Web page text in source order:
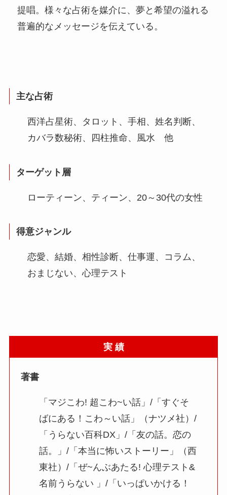
提唱。様々な占術を媒介に、夢と希望の溢れる
普遍的なメッセージを伝えている。
主な占術
西洋占星術、タロット、手相、姓名判断、
カバラ数秘術、四柱推命、風水 他
ターゲット層
ローティーン、ティーン、20～30代の女性
得意ジャンル
恋愛、結婚、相性診断、仕事運、コラム、
おまじない、心理テスト
実 績
著書
「マジこわ! 超こわ~い話」/「すぐそ
ばにある！こわ～い話」（ナツメ社）/
「うらない百科DX」/「友の話。恋の
話。」/「本当に怖いストーリー」（西
東社）/「ぜ~んぶあたる! 心理テスト&
名前うらない 」/「いっぱいかける！